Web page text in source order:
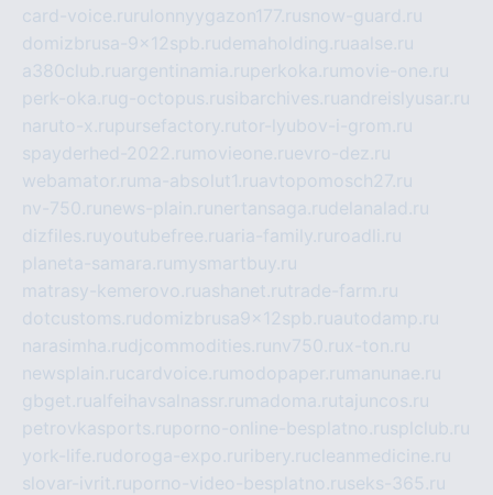
card-voice.ru rulonnyygazon177.rusnow-guard.ru
domizbrusa-9x12spb.rudemaholding.ruaalse.ru
a380club.ruargentinamia.ruperkoka.ru movie-one.ru
perk-oka.rug-octopus.rusibarchives.ruandreislyusar.ru
naruto-x.rupursefactory.rutor-lyubov-i-grom.ru
spayderhed-2022.ru movieone.ruevro-dez.ru
webamator.ru ma-absolut1.ruavtopomosch27.ru
nv-750.ru news-plain.ru nertansaga.rudelanalad.ru
dizfiles.ruyoutubefree.ruaria-family.ru roadli.ru
planeta-samara.ru mysmartbuy.ru
matrasy-kemerovo.ruashanet.rutrade-farm.ru
dotcustoms.rudomizbrusa9x12spb.ruautodamp.ru
narasimha.rudjcommodities.ru nv750.rux-ton.ru
newsplain.rucardvoice.ru modopaper.ru manunae.ru
gbget.rualfeihavsalnassr.ru madoma.rutajuncos.ru
petrovkasports.ruporno-online-besplatno.rusplclub.ru
york-life.rudoroga-expo.ru ribery.rucleanmedicine.ru
slovar-ivrit.ruporno-video-besplatno.ruseks-365.ru